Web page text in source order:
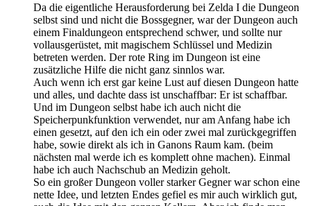
Da die eigentliche Herausforderung bei Zelda I die Dungeon
selbst sind und nicht die Bossgegner, war der Dungeon auch
einem Finaldungeon entsprechend schwer, und sollte nur
vollausgerüstet, mit magischem Schlüssel und Medizin
betreten werden. Der rote Ring im Dungeon ist eine
zusätzliche Hilfe die nicht ganz sinnlos war.
Auch wenn ich erst gar keine Lust auf diesen Dungeon hatte
und alles, und dachte dass ist unschaffbar: Er ist schaffbar.
Und im Dungeon selbst habe ich auch nicht die
Speicherpunkfunktion verwendet, nur am Anfang habe ich
einen gesetzt, auf den ich ein oder zwei mal zurückgegriffen
habe, sowie direkt als ich in Ganons Raum kam. (beim
nächsten mal werde ich es komplett ohne machen). Einmal
habe ich auch Nachschub an Medizin geholt.
So ein großer Dungeon voller starker Gegner war schon eine
nette Idee, und letzten Endes gefiel es mir auch wirklich gut,